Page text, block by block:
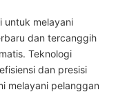
untuk melayani
dan tercanggih
Teknologi
dan presisi
melayani pelanggan